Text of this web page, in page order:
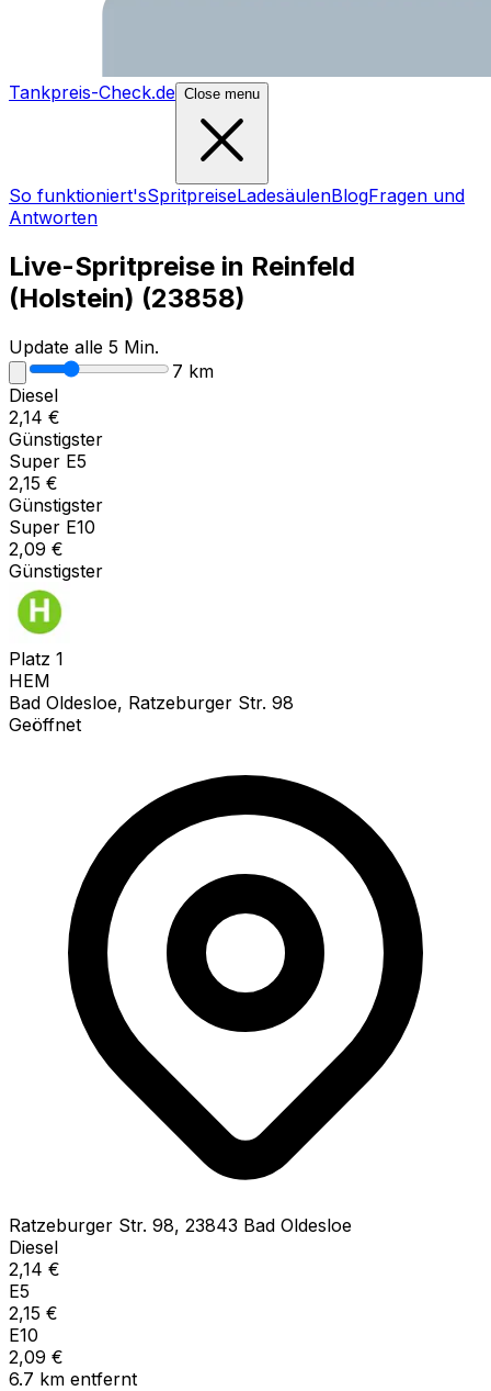
Tankpreis-Check.de Close menu
So funktioniert'sSpritpreiseLadesäulenBlogFragen und
Antworten
Live-Spritpreise in Reinfeld
(Holstein) (23858)
Update alle 5 Min.
7 km
Diesel
2,14 €
Günstigster
Super E5
2,15 €
Günstigster
Super E10
2,09 €
Günstigster
Platz 1
HEM
Bad Oldesloe, Ratzeburger Str. 98
Geöffnet
Ratzeburger Str. 98, 23843 Bad Oldesloe
Diesel
2,14 €
E5
2,15 €
E10
2,09 €
6.7 km entfernt